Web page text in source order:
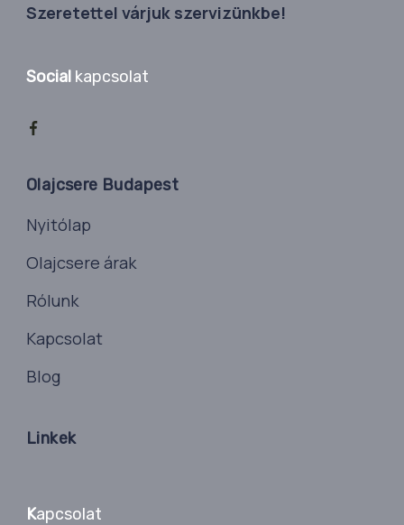
Szeretettel várjuk szervizünkbe!
Social kapcsolat
Olajcsere Budapest
Nyitólap
Olajcsere árak
Rólunk
Kapcsolat
Blog
Linkek
Kapcsolat